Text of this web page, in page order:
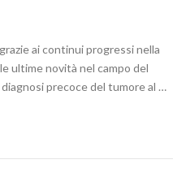
ai continui progressi nella
ultime novità nel campo del
precoce del tumore al …